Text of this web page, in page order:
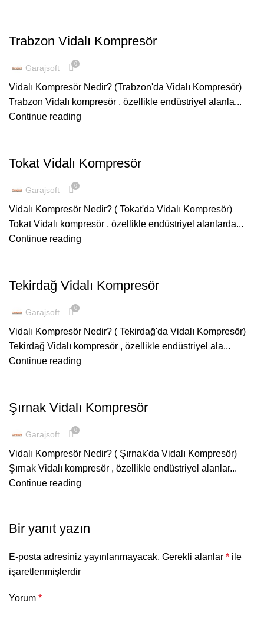
Trabzon Vidalı Kompresör
Garajsoft 0
Vidalı Kompresör Nedir? (Trabzon'da Vidalı Kompresör)
Trabzon Vidalı kompresör , özellikle endüstriyel alanla...
Continue reading
Tokat Vidalı Kompresör
Garajsoft 0
Vidalı Kompresör Nedir? ( Tokat'da Vidalı Kompresör)
Tokat Vidalı kompresör , özellikle endüstriyel alanlarda...
Continue reading
Tekirdağ Vidalı Kompresör
Garajsoft 0
Vidalı Kompresör Nedir? ( Tekirdağ'da Vidalı Kompresör)
Tekirdağ Vidalı kompresör , özellikle endüstriyel ala...
Continue reading
Şırnak Vidalı Kompresör
Garajsoft 0
Vidalı Kompresör Nedir? ( Şırnak'da Vidalı Kompresör)
Şırnak Vidalı kompresör , özellikle endüstriyel alanlar...
Continue reading
Bir yanıt yazın
E-posta adresiniz yayınlanmayacak. Gerekli alanlar * ile
işaretlenmişlerdir
Yorum *